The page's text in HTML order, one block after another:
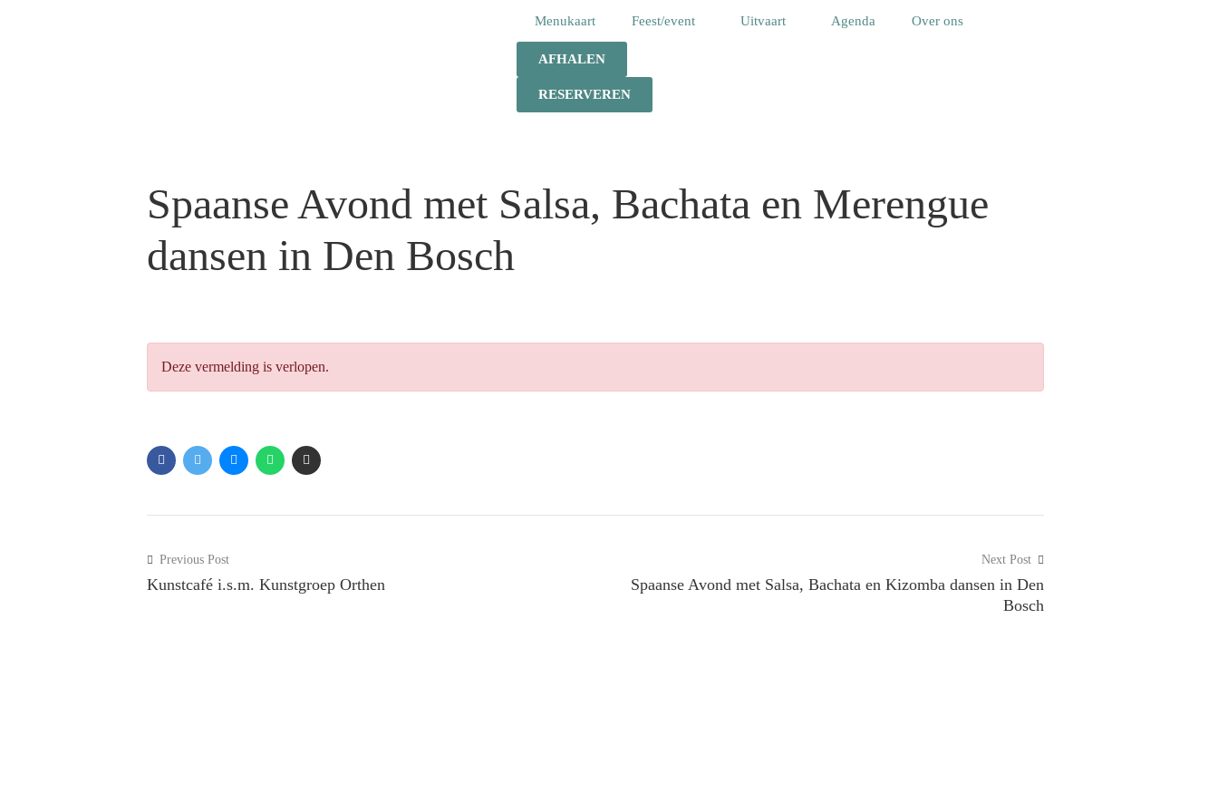
Menukaart Feest/event Uitvaart Agenda Over ons
AFHALEN
RESERVEREN
Spaanse Avond met Salsa, Bachata en Merengue
dansen in Den Bosch
Deze vermelding is verlopen.
Previous Post
Kunstcafé i.s.m. Kunstgroep Orthen
Next Post
Spaanse Avond met Salsa, Bachata en Kizomba dansen in Den
Bosch